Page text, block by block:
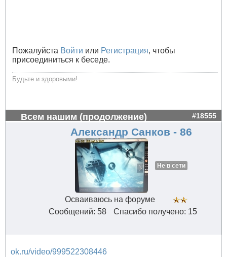
Пожалуйста Войти или Регистрация, чтобы
присоединиться к беседе.
Будьте и здоровыми!
Всем нашим (продолжение) #18555
Александр Санков - 86
Не в сети
Осваиваюсь на форуме
Сообщений: 58
Спасибо получено: 15
ok.ru/video/999522308446